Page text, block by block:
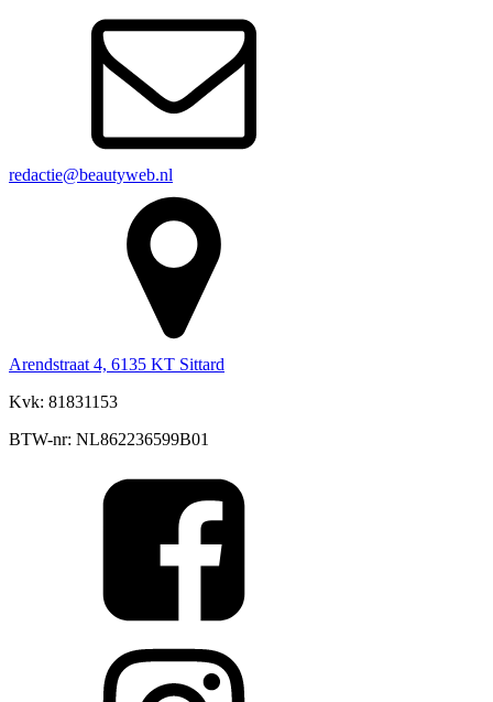
redactie@beautyweb.nl
Arendstraat 4, 6135 KT Sittard
Kvk: 81831153
BTW-nr: NL862236599B01